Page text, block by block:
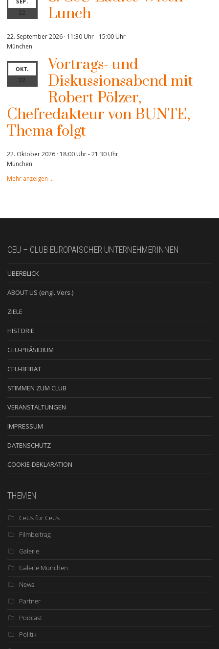
22
Lunch
22. September 2026 · 11:30 Uhr- 15:00 Uhr
München
OKT.
22
Vortrags- und
Diskussionsabend mit
Robert Pölzer,
Chefredakteur von BUNTE,
Thema folgt
22. Oktober 2026 · 18:00 Uhr-21:30 Uhr
München
Mehr anzeigen …
CEU – CLUB EUROPÄISCHER UNTERNEHMERINNEN
ÜBERBLICK
ABOUT US (engl. Vers.)
ZIELE
HISTORIE
CEU-PRÄSIDIUM
CEU-BEIRAT
STIMMEN ZUM CLUB
VERANSTALTUNGEN
IMPRESSUM
DATENSCHUTZ
COOKIE-DEKLARATION
THEMEN
CeUs für CeUs
Filmbeitrag
Galerie
Galerie München
News
Partner
Podcast
Politik